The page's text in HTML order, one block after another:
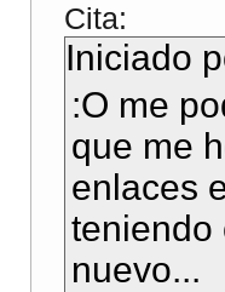
Cita:
Iniciado
:O me
que me
enlaces
teniendo
nuevo...